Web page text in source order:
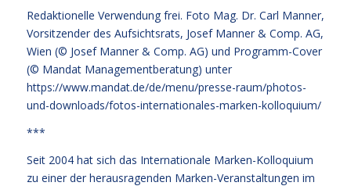
Redaktionelle Verwendung frei. Foto Mag. Dr. Carl Manner,
Vorsitzender des Aufsichtsrats, Josef Manner & Comp. AG,
Wien (© Josef Manner & Comp. AG) und Programm-Cover
(© Mandat Managementberatung) unter
https://www.mandat.de/de/menu/presse-raum/photos-
und-downloads/fotos-internationales-marken-kolloquium/
***
Seit 2004 hat sich das Internationale Marken-Kolloquium
zu einer der herausragenden Marken-Veranstaltungen im